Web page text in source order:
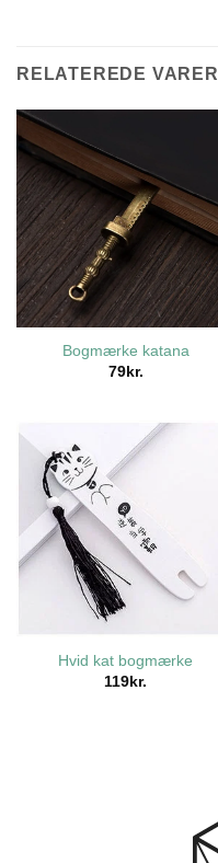
RELATEREDE VARER
Bogmærke katana
79kr.
Hvid kat bogmærke
119kr.